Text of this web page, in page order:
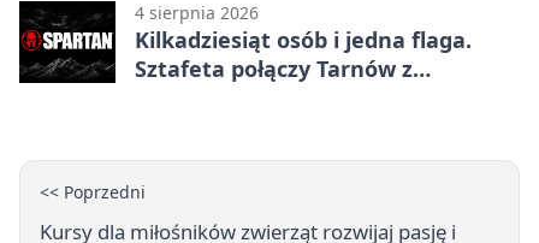
4 sierpnia 2026
Kilkadziesiąt osób i jedna flaga.
Sztafeta połączy Tarnów z
<< Poprzedni
Kursy dla miłośników zwierząt rozwijaj pasję i